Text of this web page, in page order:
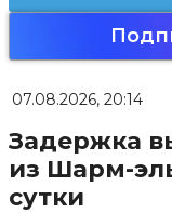
07.08.2026, 20:14
Задержка
из Шарм-
сутки